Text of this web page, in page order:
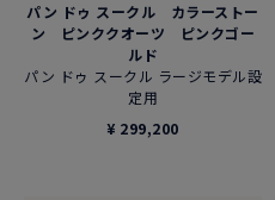
パン ドゥ スークル カラーストー
ン ピンククオーツ ピンクゴー
ルド
パン ドゥ スークル ラージモデル設
定用
¥ 299,200